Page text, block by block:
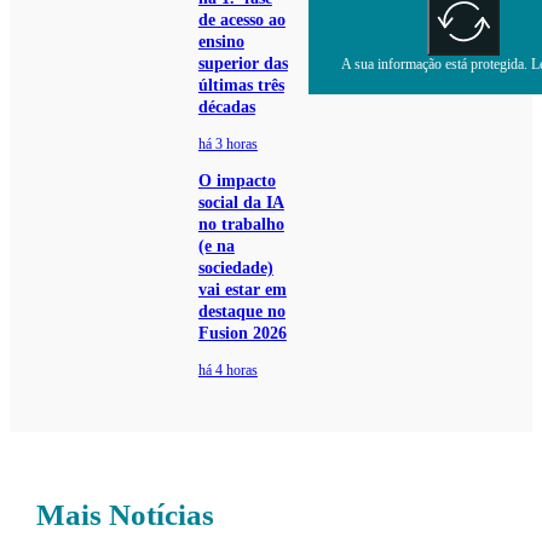
de acesso ao
ensino
superior das
últimas três
décadas
há 3 horas
O impacto
social da IA
no trabalho
(e na
sociedade)
vai estar em
destaque no
Fusion 2026
há 4 horas
A sua informação está protegida.
Mais Notícias